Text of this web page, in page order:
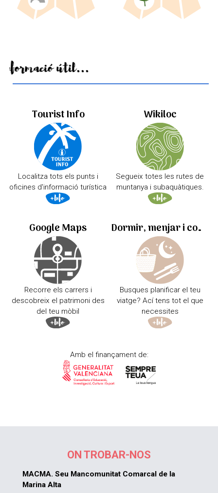
Informació útil...
Tourist Info
Localitza tots els punts i
oficines d'informació turística
Wikiloc
Segueix totes les rutes de
muntanya i subaquàtiques.
Google Maps
Recorre els carrers i
descobreix el patrimoni des
del teu mòbil
Dormir, menjar i comprar
Busques planificar el teu
viatge? Ací tens tot el que
necessites
Amb el finançament de:
ON TROBAR-NOS
MACMA. Seu Mancomunitat Comarcal de la
Marina Alta